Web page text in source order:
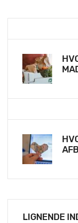
LIGNENDE